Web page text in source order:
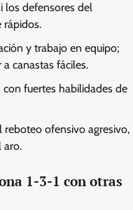
los defensores del
rápidos.
y trabajo en equipo;
canastas fáciles.
fuertes habilidades de
reboteo ofensivo agresivo,
aro.
1-3-1 con otras